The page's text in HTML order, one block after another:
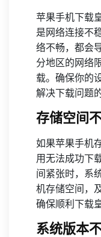
苹果手机下载
是网络连接不
络不畅，都会
分地区的网络
载。确保你的
解决下载问题
存储空间
如果苹果手机
用无法成功下
间紧张时，系
机存储空间，
确保顺利下载
系统版本